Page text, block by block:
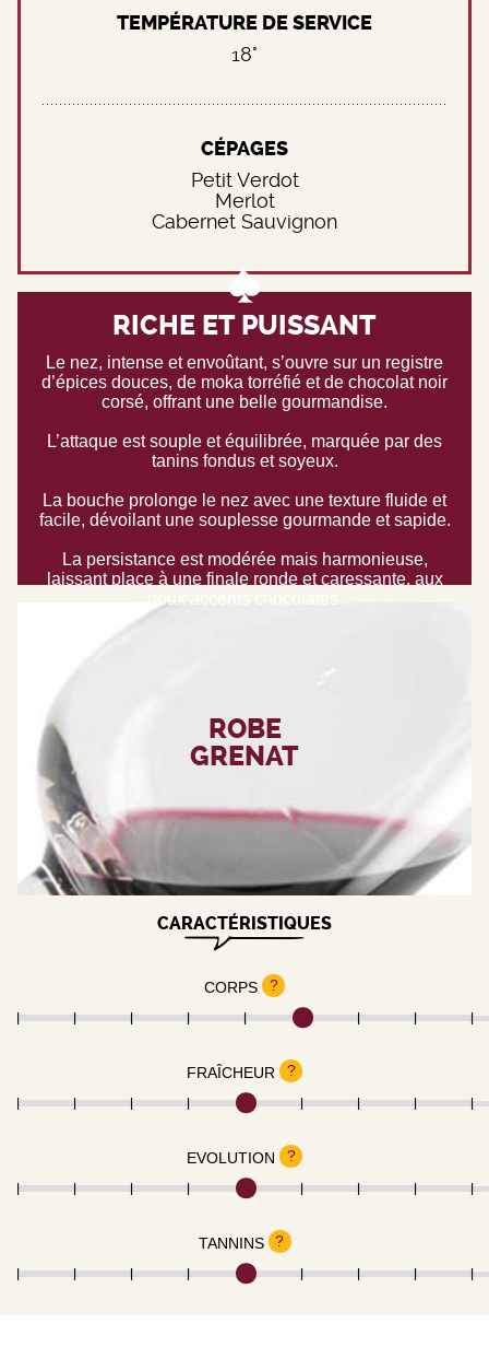
RICHE ET PUISSANT
Le nez, intense et envoûtant, s’ouvre sur un registre
d’épices douces, de moka torréfié et de chocolat noir
corsé, offrant une belle gourmandise.
L’attaque est souple et équilibrée, marquée par des
tanins fondus et soyeux.
La bouche prolonge le nez avec une texture fluide et
facile, dévoilant une souplesse gourmande et sapide.
La persistance est modérée mais harmonieuse,
laissant place à une finale ronde et caressante, aux
doux accents chocolatés.
ROBE
GRENAT
TEMPÉRATURE DE SERVICE
18°
CÉPAGES
Petit Verdot
Merlot
Cabernet Sauvignon
CARACTÉRISTIQUES
CORPS ?
FRAÎCHEUR ?
EVOLUTION ?
TANNINS ?